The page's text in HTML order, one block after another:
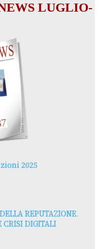
LUGLIO-
2025
REPUTAZIONE.
CRISI DIGITALI